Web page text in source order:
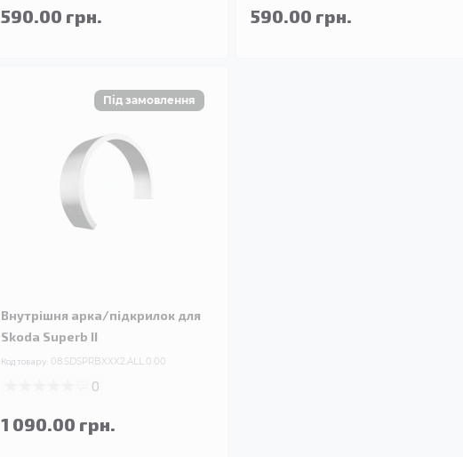
590.00 грн. 590.00 грн.
Внутрішня арка/підкрилок для
Skoda Superb II
Код товару: 08.SDSPRBXXX2.ALL.0.00
0
1 090.00 грн.